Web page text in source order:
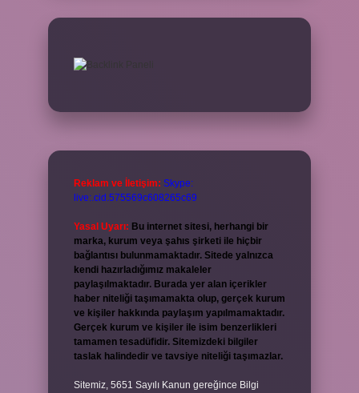
Reklam ve İletişim: Skype:
live:.cid.575569c608265c69
Yasal Uyarı: Bu internet sitesi, herhangi bir
marka, kurum veya şahıs şirketi ile hiçbir
bağlantısı bulunmamaktadır. Sitede yalnızca
kendi hazırladığımız makaleler
paylaşılmaktadır. Burada yer alan içerikler
haber niteliği taşımamakta olup, gerçek kurum
ve kişiler hakkında paylaşım yapılmamaktadır.
Gerçek kurum ve kişiler ile isim benzerlikleri
tamamen tesadüfidir. Sitemizdeki bilgiler
taslak halindedir ve tavsiye niteliği taşımazlar.
Sitemiz, 5651 Sayılı Kanun gereğince Bilgi